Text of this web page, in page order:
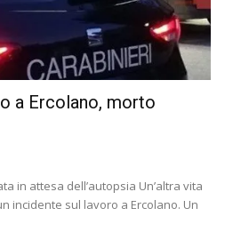
a Ercolano, morto
in attesa dell’autopsia Un’altra vita
incidente sul lavoro a Ercolano. Un